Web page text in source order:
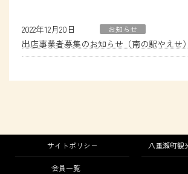
2022年12月20日 お知らせ
出店事業者募集のお知らせ（南の駅やえせ）
サイトポリシー 八重瀬町観
会員一覧